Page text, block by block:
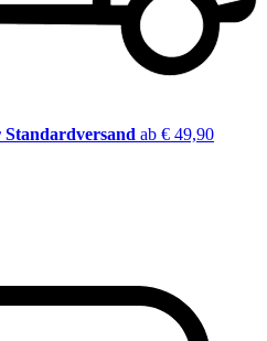
Standardversand ab € 49,90